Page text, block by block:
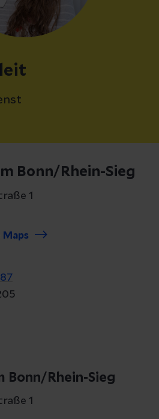
Bonn/Rhein-Sieg
1
Bonn/Rhein-Sieg
1